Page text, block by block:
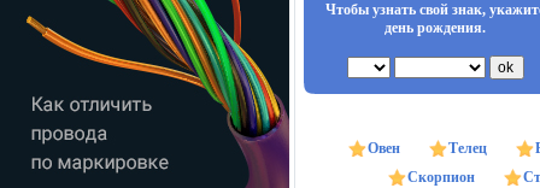
Чтобы узнать свой знак,
день рождения.
Овен Телец
Скорпион